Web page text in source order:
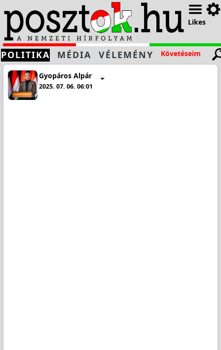
Likes
POLITIKA MÉDIA VÉLEMÉNY Követéseim
Gyopáros Alpár
2025. 07. 06. 06:01